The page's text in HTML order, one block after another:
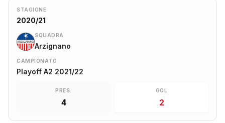
STAGIONE
2020/21
SQUADRA
Arzignano
CAMPIONATO
Playoff A2 2021/22
PRES.
4
GOL
2